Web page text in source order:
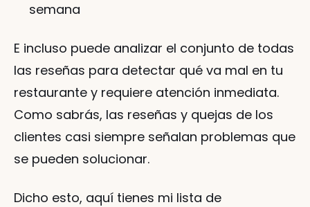
semana
E incluso puede analizar el conjunto de todas
las reseñas para detectar qué va mal en tu
restaurante y requiere atención inmediata.
Como sabrás, las reseñas y quejas de los
clientes casi siempre señalan problemas que
se pueden solucionar.
Dicho esto, aquí tienes mi lista de